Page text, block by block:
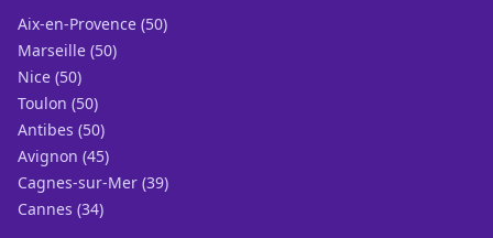
Aix-en-Provence (50)
Marseille (50)
Nice (50)
Toulon (50)
Antibes (50)
Avignon (45)
Cagnes-sur-Mer (39)
Cannes (34)